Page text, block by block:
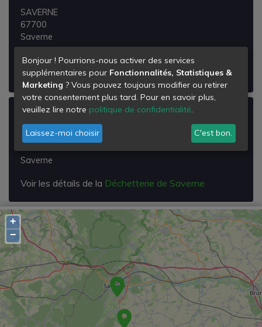
SAVERNE
67700
Saverne
Voir les détails de laDéchetterie de Region de
Saverne Mobile
Déchetterie de Saverne
Rue Gustave Goldenberg
Saverne
Voir les détails de la Déchetterie de Saverne
+
−
Bonjour ! Pourrions-nous activer des services
supplémentaires pour Fonctionnalités, Statistiques &
Marketing ? Vous pouvez toujours modifier ou retirer
votre consentement plus tard. Pour en savoir plus,
veuillez lire notre politique de confidentialité.
Laissez-moi choisir C'est bon.